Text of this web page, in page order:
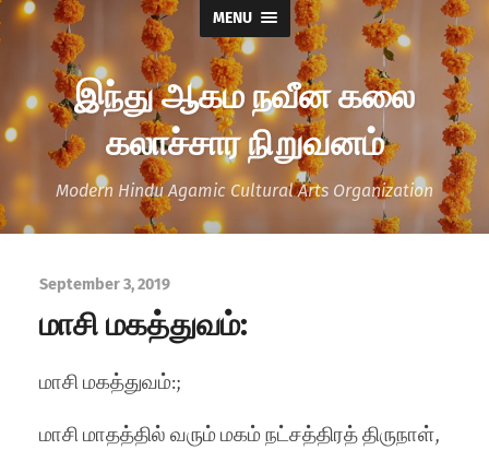
MENU
இந்து ஆகம நவீன கலை
கலாச்சார நிறுவனம்
Modern Hindu Agamic Cultural Arts Organization
September 3, 2019
மாசி மகத்துவம்:
மாசி மகத்துவம்:;
மாசி மாதத்தில் வரும் மகம் நட்சத்திரத் திருநாள்,